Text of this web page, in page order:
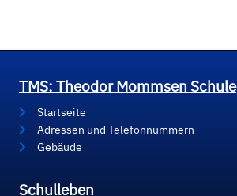
TMS: Theodor Mommsen Schule
Startseite
Adressen und Telefonnummern
Gebäude
Schulleben